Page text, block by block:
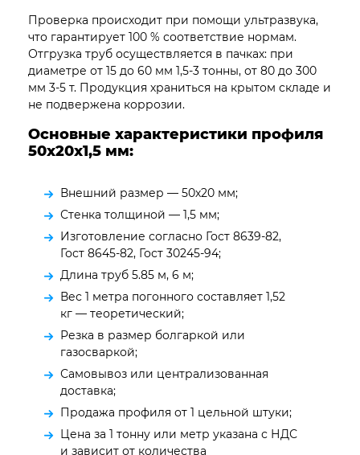
Проверка происходит при помощи ультразвука,
что гарантирует 100 % соответствие нормам.
Отгрузка труб осуществляется в пачках: при
диаметре от 15 до 60 мм 1,5-3 тонны, от 80 до 300
мм 3-5 т. Продукция храниться на крытом складе и
не подвержена коррозии.
Основные характеристики профиля
50х20х1,5 мм:
Внешний размер — 50х20 мм;
Стенка толщиной — 1,5 мм;
Изготовление согласно Гост 8639-82,
Гост 8645-82, Гост 30245-94;
Длина труб 5.85 м, 6 м;
Вес 1 метра погонного составляет 1,52
кг — теоретический;
Резка в размер болгаркой или
газосваркой;
Самовывоз или централизованная
доставка;
Продажа профиля от 1 цельной штуки;
Цена за 1 тонну или метр указана с НДС
и зависит от количества